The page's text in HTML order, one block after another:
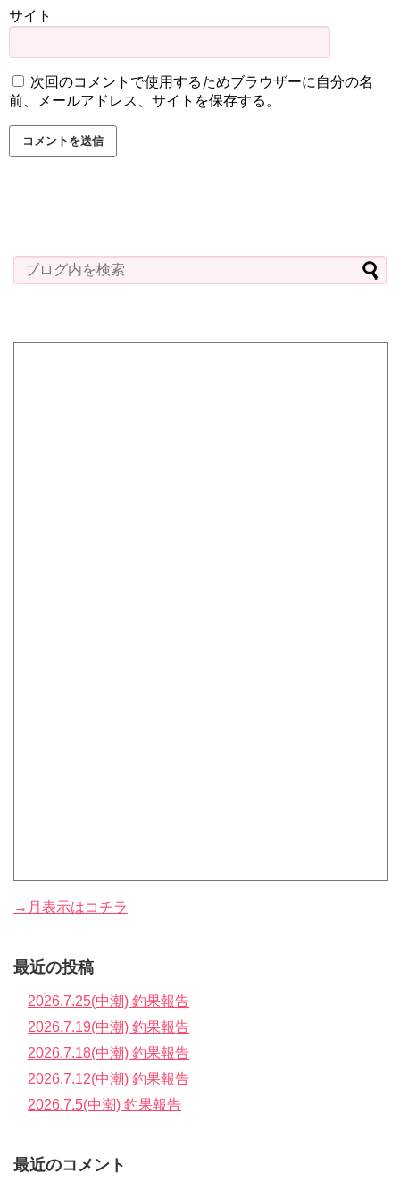
サイト
次回のコメントで使用するためブラウザーに自分の名
前、メールアドレス、サイトを保存する。
→月表示はコチラ
最近の投稿
2026.7.25(中潮) 釣果報告
2026.7.19(中潮) 釣果報告
2026.7.18(中潮) 釣果報告
2026.7.12(中潮) 釣果報告
2026.7.5(中潮) 釣果報告
最近のコメント